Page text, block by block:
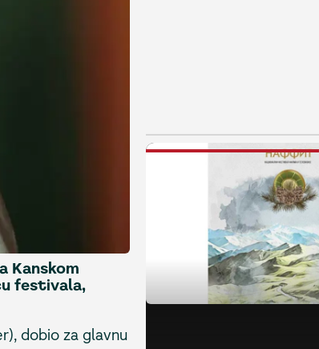
Kanskom
festivala,
dobio za glavnu
NAJNOVIJE VESTI